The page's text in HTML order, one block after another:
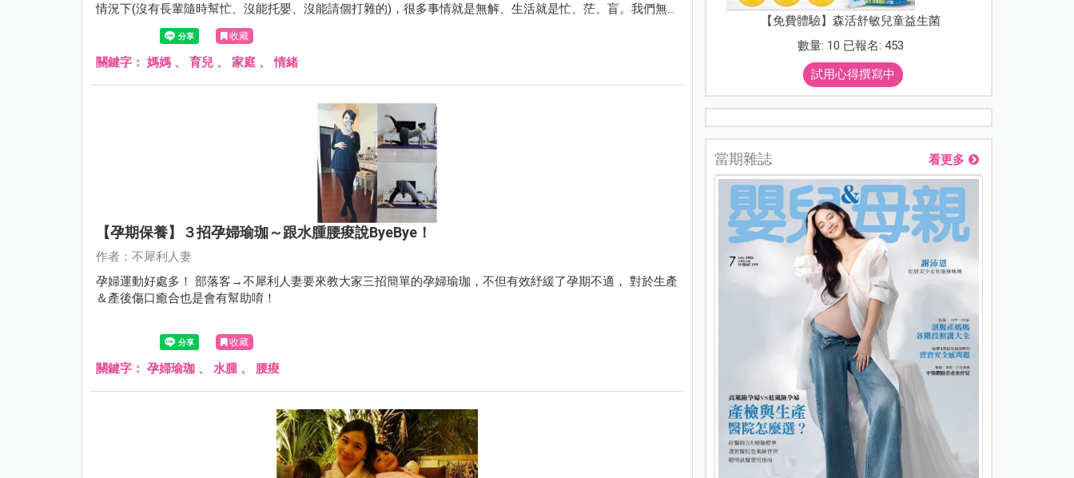
情況下(沒有長輩隨時幫忙、沒能托嬰、沒能請個打雜的)，很多事情就是無解、生活就是忙、茫、盲。我們無
法擺爛，全職媽媽經常被這樣的生活壓的喘不過氣來，過不去的時候，就眼不見為淨吧！給自己十分鐘眼不見
為淨，冷靜下來後~就會發現混亂的生活中還是有很多美好。
收藏
關鍵字： 媽媽 、 育兒 、 家庭 、情緒
【孕期保養】３招孕婦瑜珈～跟水腫腰痠說ByeBye！
作者：不犀利人妻
孕婦運動好處多！ 部落客→不犀利人妻要來教大家三招簡單的孕婦瑜珈，不但有效紓緩了孕期不適， 對於生產
＆產後傷口癒合也是會有幫助唷！
收藏
關鍵字： 孕婦瑜珈 、 水腫、 腰痠
【免費體驗】森活舒敏兒童益生菌
數量: 10 已報名: 453
試用心得撰寫中
當期雜誌 看更多